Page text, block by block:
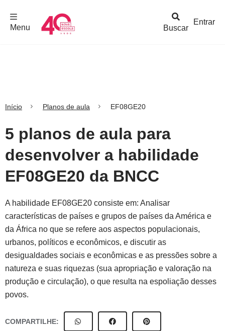
Buscar
Menu
Entrar
Início Planos de aula EF08GE20
5 planos de aula para
desenvolver a habilidade
EF08GE20 da BNCC
A habilidade EF08GE20 consiste em: Analisar
características de países e grupos de países da América e
da África no que se refere aos aspectos populacionais,
urbanos, políticos e econômicos, e discutir as
desigualdades sociais e econômicas e as pressões sobre a
natureza e suas riquezas (sua apropriação e valoração na
produção e circulação), o que resulta na espoliação desses
povos.
COMPARTILHE: